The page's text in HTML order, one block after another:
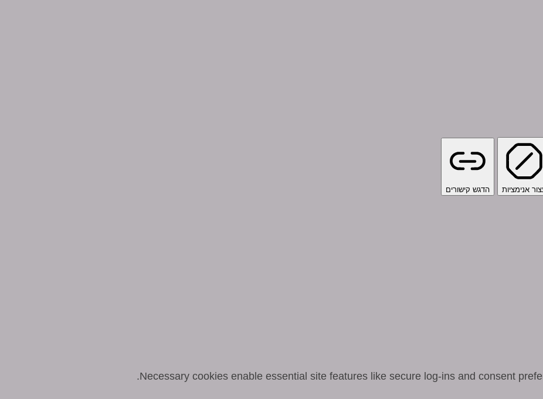
אנימציות הדגש קישורים
Necessary cookies enable essential site features like secure log-ins and consent